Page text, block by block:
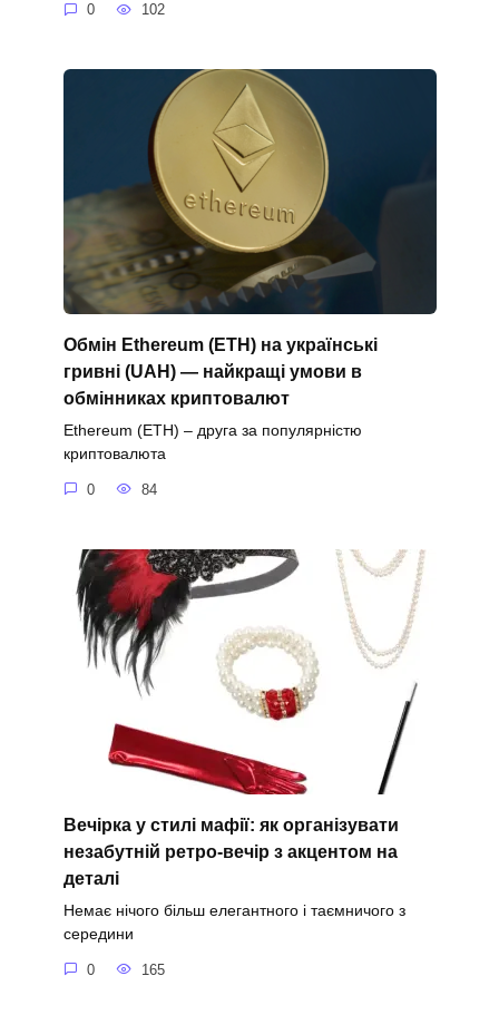
0 102
Обмін Ethereum (ETH) на українські
гривні (UAH) — найкращі умови в
обмінниках криптовалют
Ethereum (ETH) – друга за популярністю
криптовалюта
0 84
Вечірка у стилі мафії: як організувати
незабутній ретро-вечір з акцентом на
деталі
Немає нічого більш елегантного і таємничого з
середини
0 165